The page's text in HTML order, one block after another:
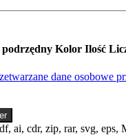
Kolor Ilość
dane osobowe
ai, cdr, zip, rar, svg, eps,